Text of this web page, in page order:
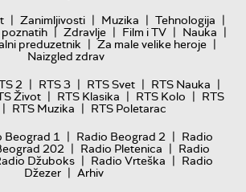
| Zanimljivosti | Muzika | Tehnologija |
| Zdravlje | Film i TV | Nauka |
preduzetnik | Za male velike heroje |
Naizgled zdrav
2 | RTS 3 | RTS Svet | RTS Nauka |
Život | RTS Klasika | RTS Kolo | RTS
| RTS Muzika | RTS Poletarac
Beograd 1 | Radio Beograd 2 | Radio
202 | Radio Pletenica | Radio
Džuboks | Radio Vrteška | Radio
Džezer | Arhiv